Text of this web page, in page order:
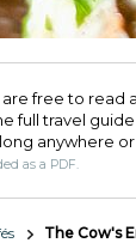
free to read
full travel
anywhere
as a PDF.
The Cow's